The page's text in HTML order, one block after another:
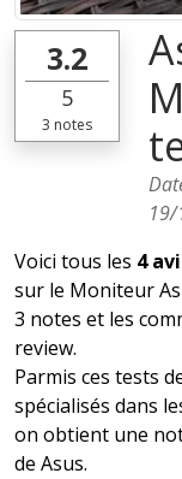
3.2
5
3 notes
Voici tous les 4
sur le Moniteur
3 notes et les
review.
Parmis ces tests
spécialisés dans
on obtient une
de Asus.